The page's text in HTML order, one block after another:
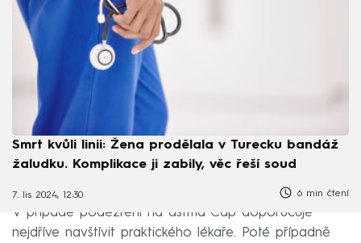
Smrt kvůli linii: Žena prodělala v Turecku bandáž
žaludku. Komplikace ji zabily, věc řeší soud
7. lis 2024, 12:30 6 min čtení
V případě podezření na astma Čáp doporučuje
nejdříve navštívit praktického lékaře. Poté případně